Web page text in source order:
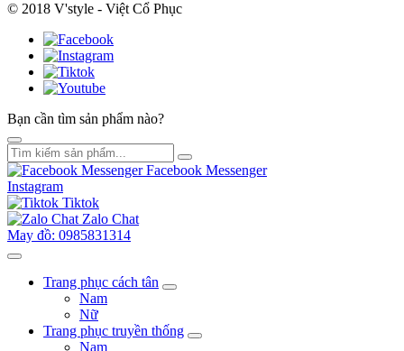
© 2018 V'style - Việt Cổ Phục
Bạn cần tìm sản phẩm nào?
Facebook Messenger
Instagram
Tiktok
Zalo Chat
May đồ: 0985831314
Trang phục cách tân
Nam
Nữ
Trang phục truyền thống
Nam